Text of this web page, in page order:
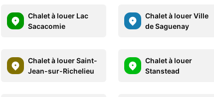
Chalet à louer Lac
Sacacomie
Chalet à louer Ville
de Saguenay
Chalet à louer Saint-
Jean-sur-Richelieu
Chalet à louer
Stanstead